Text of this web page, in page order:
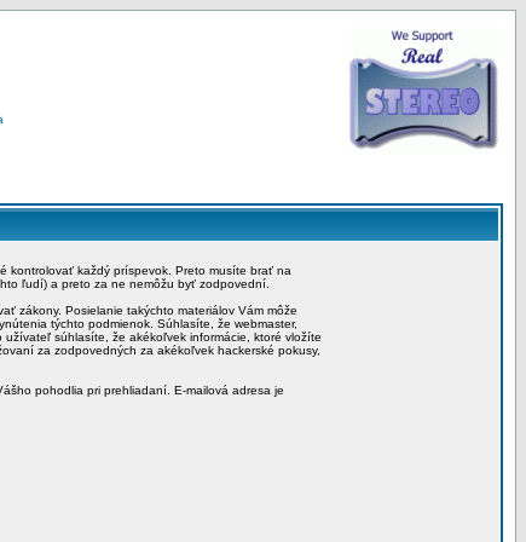
kontrolovať každý príspevok. Preto musíte brať na
ľudí) a preto za ne nemôžu byť zodpovední.
zákony. Posielanie takýchto materiálov Vám môže
týchto podmienok. Súhlasíte, že webmaster,
súhlasíte, že akékoľvek informácie, ktoré vložíte
za zodpovedných za akékoľvek hackerské pokusy,
pohodlia pri prehliadaní. E-mailová adresa je